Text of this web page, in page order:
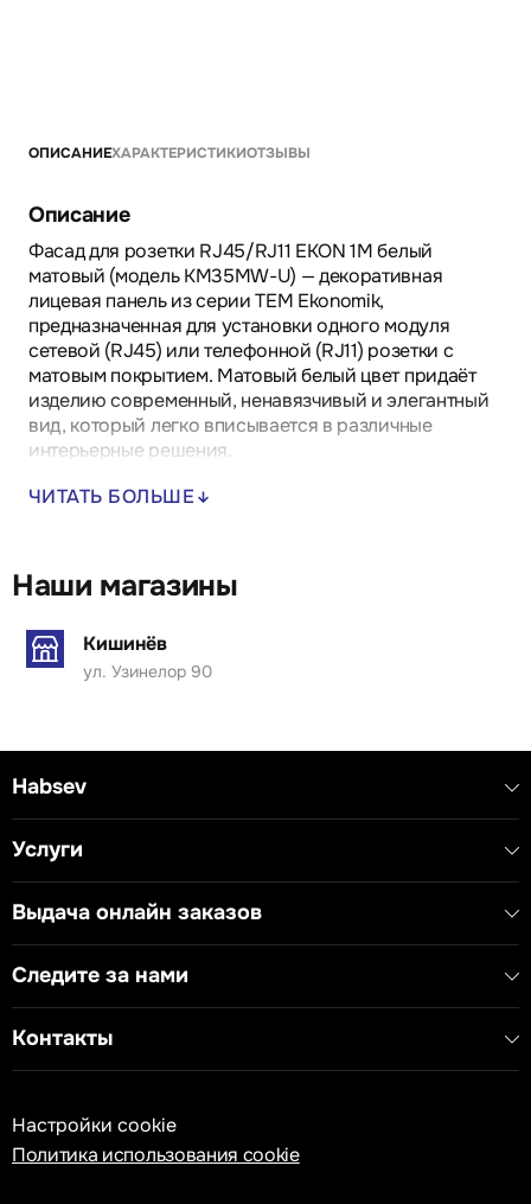
ОПИСАНИЕХАРАКТЕРИСТИКИОТЗЫВЫ
Описание
Фасад для розетки RJ45/RJ11 EKON 1M белый
матовый (модель KM35MW-U) — декоративная
лицевая панель из серии TEM Ekonomik,
предназначенная для установки одного модуля
сетевой (RJ45) или телефонной (RJ11) розетки с
матовым покрытием. Матовый белый цвет придаёт
изделию современный, ненавязчивый и элегантный
вид, который легко вписывается в различные
интерьерные решения.
Основные характеристики:
минималистичных или офисных помещений.
Формат: 1 модуль (1M) — рассчитан на один порт RJ45
или RJ11.
Совместимость: Подходит для механизмов серии
TEM Ekonomik и других стандартных модульных
систем.
с помощью системы clip-on без инструментов.
ЧИТАТЬ БОЛЬШЕ
Наши магазины
Кишинёв
ул. Узинелор 90
Habsev
Услуги
Выдача онлайн заказов
Следите за нами
Контакты
Настройки cookie
Политика использования cookie